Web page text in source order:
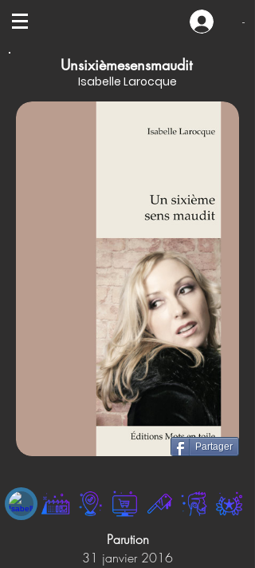
-
Unsixièmesensmaudit
Isabelle Larocque
Partager
Parution
31 janvier 2016